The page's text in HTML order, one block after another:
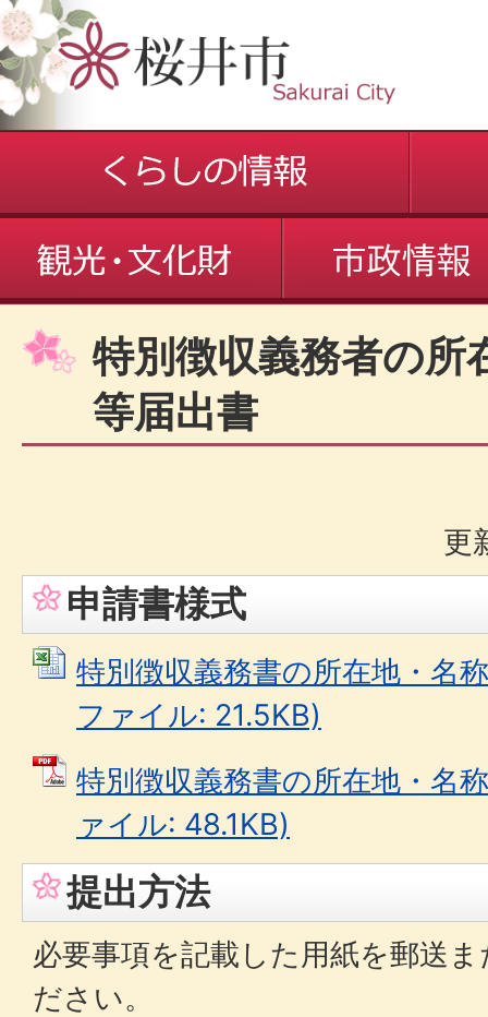
特別徴収義務者の所
等届出書
更
申請書様式
特別徴収義務書の所在地・名
ファイル: 21.5KB)
特別徴収義務書の所在地・名
ァイル: 48.1KB)
提出方法
必要事項を記載した用紙を郵送
ださい。